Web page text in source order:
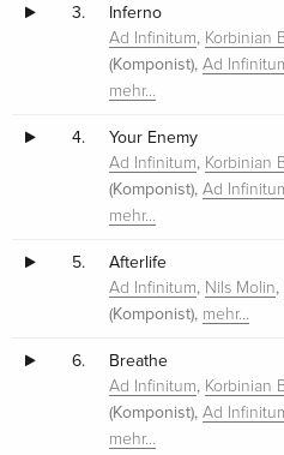
3. Inferno
Ad Infinitum, Korbinian
(Komponist),Ad
mehr…
4. Your Enemy
Ad Infinitum, Korbinian
(Komponist),Ad
mehr…
5. Afterlife
Ad Infinitum, Nils Molin,
(Komponist), mehr…
6. Breathe
Ad Infinitum, Korbinian
(Komponist),Ad
mehr…